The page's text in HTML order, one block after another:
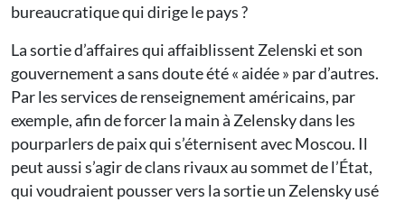
bureaucratique qui dirige le pays ?
La sortie d’affaires qui affaiblissent Zelenski et son
gouvernement a sans doute été « aidée » par d’autres.
Par les services de renseignement américains, par
exemple, afin de forcer la main à Zelensky dans les
pourparlers de paix qui s’éternisent avec Moscou. Il
peut aussi s’agir de clans rivaux au sommet de l’État,
qui voudraient pousser vers la sortie un Zelensky usé